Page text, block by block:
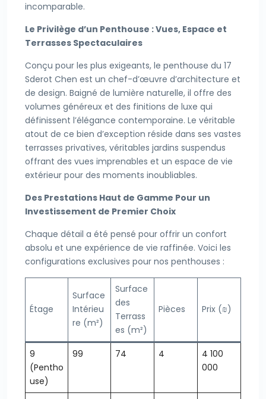
incomparable.
Le Privilège d’un Penthouse : Vues, Espace et
Terrasses Spectaculaires
Conçu pour les plus exigeants, le penthouse du 17
Sderot Chen est un chef-d’œuvre d’architecture et
de design. Baigné de lumière naturelle, il offre des
volumes généreux et des finitions de luxe qui
définissent l’élégance contemporaine. Le véritable
atout de ce bien d’exception réside dans ses vastes
terrasses privatives, véritables jardins suspendus
offrant des vues imprenables et un espace de vie
extérieur pour des moments inoubliables.
Des Prestations Haut de Gamme Pour un
Investissement de Premier Choix
Chaque détail a été pensé pour offrir un confort
absolu et une expérience de vie raffinée. Voici les
configurations exclusives pour nos penthouses :
Étage
Surface
Intérieu
re (m²)
Surface
des
Terrass
es (m²)
Pièces Prix (₪)
9
(Pentho
use)
99 74 4
4 100
000